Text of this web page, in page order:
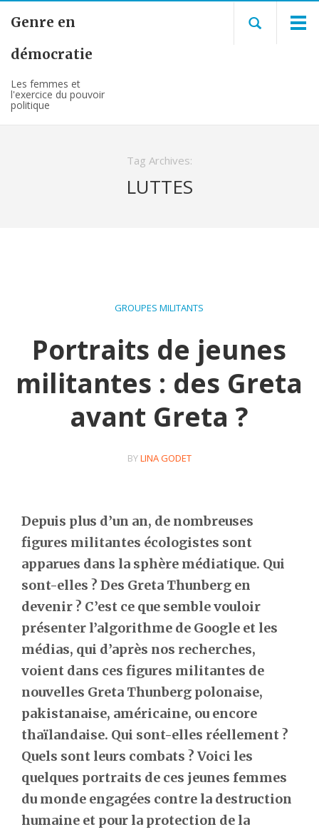
Genre en
démocratie
Les femmes et
l'exercice du pouvoir
politique
Tag Archives:
LUTTES
GROUPES MILITANTS
Portraits de jeunes
militantes : des Greta
avant Greta ?
BYLINA GODET
Depuis plus d’un an, de nombreuses
figures militantes écologistes sont
apparues dans la sphère médiatique. Qui
sont-elles ? Des Greta Thunberg en
devenir ? C’est ce que semble vouloir
présenter l’algorithme de Google et les
médias, qui d’après nos recherches,
voient dans ces figures militantes de
nouvelles Greta Thunberg polonaise,
pakistanaise, américaine, ou encore
thaïlandaise. Qui sont-elles réellement ?
Quels sont leurs combats ? Voici les
quelques portraits de ces jeunes femmes
du monde engagées contre la destruction
humaine et pour la protection de la